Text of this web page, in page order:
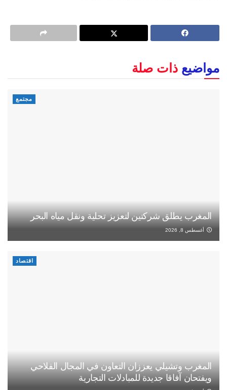
مواضيع ذات صلة
مجتمع
المغرب يطلق شركتين لتعزيز تحلية ونقل مياه البحر
أغسطس 8, 2026
اقتصاد
المغرب وتشيلي يعززان التعاون في المجال الفلاحي
ويفتحان آفاقا جديدة للمبادلات التجارية